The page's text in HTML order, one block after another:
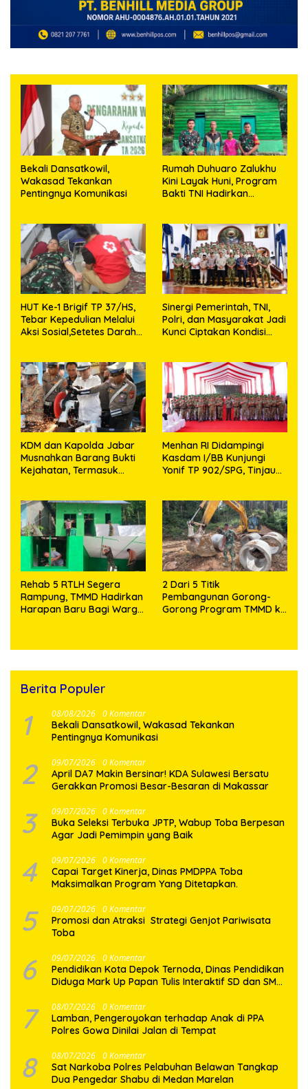
Bekali Dansatkowil,
Wakasad Tekankan
Pentingnya Komunikasi
Rumah Duhuaro Zalukhu
Kini Layak Huni, Program
Bakti TNI Hadirkan
HUT Ke-1 Brigif TP 37/HS,
Tebar Kepedulian Melalui
Aksi Sosial,Setetes Darah
Sinergi Pemerintah, TNI,
Polri, dan Masyarakat Jadi
Kunci Ciptakan Kondisi
KDM dan Kapolda Jabar
Musnahkan Barang Bukti
Kejahatan, Termasuk
Menhan RI Didampingi
Kasdam I/BB Kunjungi
Yonif TP 902/SPG, Tinjau
Rehab 5 RTLH Segera
Rampung, TMMD Hadirkan
Harapan Baru Bagi Warga
2 Dari 5 Titik
Pembangunan Gorong-
Gorong Program TMMD ke
Berita Populer
1 08/08/2026 0 Komentar
Bekali Dansatkowil, Wakasad Tekankan
Pentingnya Komunikasi
2 09/07/2026 0 Komentar
April DA7 Makin Bersinar! KDA Sulawesi Bersatu
Gerakkan Promosi Besar-Besaran di Makassar
3 09/07/2026 0 Komentar
Buka Seleksi Terbuka JPTP, Wabup Toba Berpesan
Agar Jadi Pemimpin yang Baik
4 09/07/2026 0 Komentar
Capai Target Kinerja, Dinas PMDPPA Toba
Maksimalkan Program Yang Ditetapkan.
5 09/07/2026 0 Komentar
Promosi dan Atraksi Strategi Genjot Pariwisata
Toba
6 09/07/2026 0 Komentar
Pendidikan Kota Depok Ternoda, Dinas Pendidikan
Diduga Mark Up Papan Tulis Interaktif SD dan SMP
7 08/07/2026 0 Komentar
Lamban, Pengeroyokan terhadap Anak di PPA
Polres Gowa Dinilai Jalan di Tempat
8 08/07/2026 0 Komentar
Sat Narkoba Polres Pelabuhan Belawan Tangkap
Dua Pengedar Shabu di Medan Marelan